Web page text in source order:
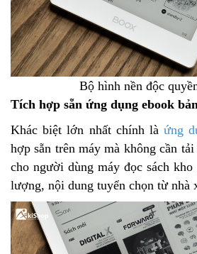
Bộ hình nền độc
Tích hợp sẵn ứng dụng ebook
Khác biệt lớn nhất chính làứng
hợp sẵn trên máy mà không cần
cho người dùng máy đọc sách kho
lượng, nội dung tuyển chọn từ nhà